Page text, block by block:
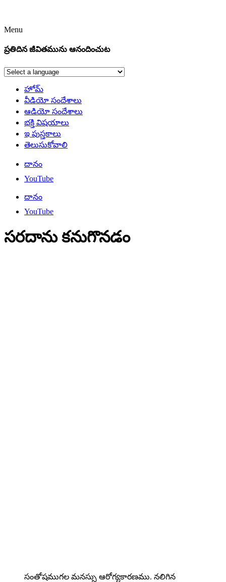
Menu
ప్రతిదిన జీవితమును ఆనందించుట
హోమ్
వీడియో సందేశాలు
ఆడియో సందేశాలు
భక్తి విషయాలు
ఇ పుస్తకాలు
తెలుసుకోవాలి
దానం
YouTube
దానం
YouTube
సరదాను కనుగొనడం
సంతోషముగల మనస్సు ఆరోగ్యకారణము. నలిగిన